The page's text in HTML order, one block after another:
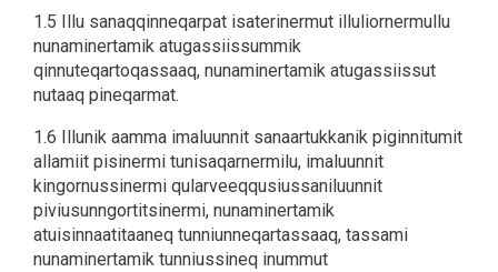
1.5 Illu sanaqqinneqarpat isaterinermut illuliornermullu
nunaminertamik atugassiissummik
qinnuteqartoqassaaq, nunaminertamik atugassiissut
nutaaq pineqarmat.
1.6 Illunik aamma imaluunnit sanaartukkanik piginnitumit
allamiit pisinermi tunisaqarnermilu, imaluunnit
kingornussinermi qularveeqqusiussaniluunnit
piviusunngortitsinermi, nunaminertamik
atuisinnaatitaaneq tunniunneqartassaaq, tassami
nunaminertamik tunniussineq inummut